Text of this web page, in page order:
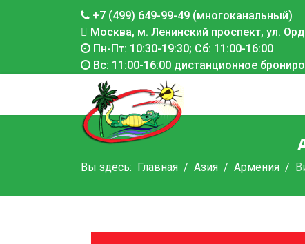
+7 (499) 649-99-49 (многоканальный)
Москва, м. Ленинский проспект, ул.
Пн-Пт: 10:30-19:30; Сб: 11:00-16:00
Вс: 11:00-16:00 дистанционное
Вы здесь: Главная Азия Армения